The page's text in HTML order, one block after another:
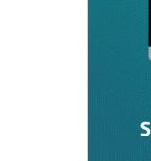
sabato 26 novembre
'A COMO